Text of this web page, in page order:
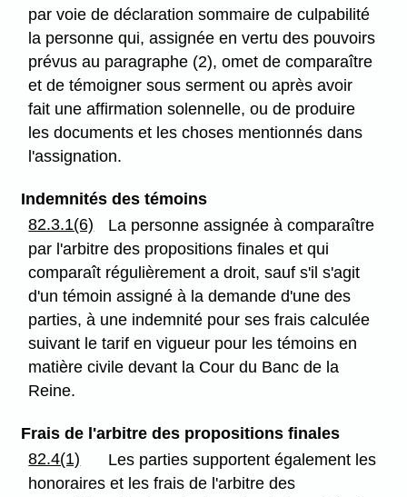
par voie de déclaration sommaire de culpabilité
la personne qui, assignée en vertu des pouvoirs
prévus au paragraphe (2), omet de comparaître
et de témoigner sous serment ou après avoir
fait une affirmation solennelle, ou de produire
les documents et les choses mentionnés dans
l'assignation.
Indemnités des témoins
82.3.1(6)
La personne assignée à comparaître
par l'arbitre des propositions finales et qui
comparaît régulièrement a droit, sauf s'il s'agit
d'un témoin assigné à la demande d'une des
parties, à une indemnité pour ses frais calculée
suivant le tarif en vigueur pour les témoins en
matière civile devant la Cour du Banc de la
Reine.
Frais de l'arbitre des propositions finales
82.4(1)
Les parties supportent également les
honoraires et les frais de l'arbitre des